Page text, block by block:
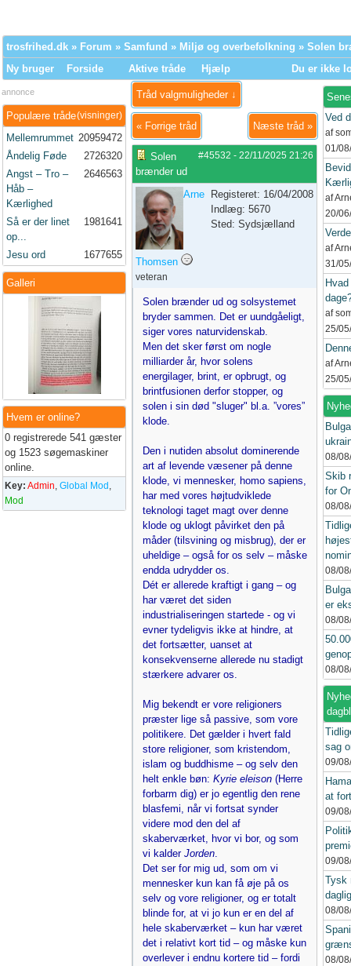
trosfrihed.dk » Forum » Samfund » Miljø og overbefolkning » Solen
Ny bruger
Forside Aktive tråde Hjælp Du er ikke
annonce
(visninger)
Populære tråde
Mellemrummet 20959472
Åndelig Føde
2726320
Angst – Tro –
Håb –
Kærlighed
2646563
Så er der linet
op...
1981641
Jesu ord 1677655
Galleri
Hvem er online?
0 registrerede 541 gæster
og 1523 søgemaskiner
online.
Key: Admin, Global Mod ,
Mod
Tråd valgmuligheder ↓
« Forrige tråd Næste tråd »
#45532 - 22/11/2025 21:26
Solen
brænder ud
Arne
Thomsen
veteran
Registeret: 16/04/2008
Indlæg: 5670
Sted: Sydsjælland
Solen brænder ud og solsystemet
bryder sammen. Det er uundgåeligt,
siger vores naturvidenskab.
Men det sker først om nogle
milliarder år, hvor solens
energilager, brint, er opbrugt, og
brintfusionen derfor stopper, og
solen i sin død "sluger" bl.a. ”vores”
klode.
Den i nutiden absolut dominerende
art af levende væsener på denne
klode, vi mennesker, homo sapiens,
har med vores højtudviklede
teknologi taget magt over denne
klode og uklogt påvirket den på
måder (tilsvining og misbrug), der er
uheldige – også for os selv – måske
endda udrydder os.
Dét er allerede kraftigt i gang – og
har været det siden
industrialiseringen startede - og vi
evner tydeligvis ikke at hindre, at
det fortsætter, uanset at
konsekvenserne allerede nu stadigt
stærkere advarer os.
Mig bekendt er vore religioners
præster lige så passive, som vore
politikere. Det gælder i hvert fald
store religioner, som kristendom,
islam og buddhisme – og selv den
helt enkle bøn: Kyrie eleison (Herre
forbarm dig) er jo egentlig den rene
blasfemi, når vi fortsat synder
videre mod den del af
skaberværket, hvor vi bor, og som
vi kalder Jorden.
Det ser for mig ud, som om vi
mennesker kun kan få øje på os
selv og vore religioner, og er totalt
blinde for, at vi jo kun er en del af
hele skaberværket – kun har været
det i relativt kort tid – og måske kun
overlever i endnu kortere tid – fordi
Ved
af
01/
af
20/
af
31/
af
25/
af
25/
08/
Skib
for
08/
08/
er
08/
08/
sag
09/
at
09/
09/
Tysk
08/
08/